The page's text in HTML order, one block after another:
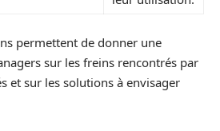
permettent de donner une
sur les freins rencontrés par
et sur les solutions à envisager